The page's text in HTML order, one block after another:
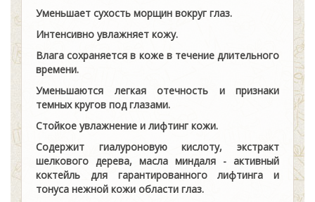
Уменьшает сухость морщин вокруг глаз.
Интенсивно увлажняет кожу.
Влага сохраняется в коже в течение длительного
времени.
Уменьшаются легкая отечность и признаки
темных кругов под глазами.
Стойкое увлажнение и лифтинг кожи.
Содержит гиалуроновую кислоту, экстракт
шелкового дерева, масла миндаля - активный
коктейль для гарантированного лифтинга и
тонуса нежной кожи области глаз.